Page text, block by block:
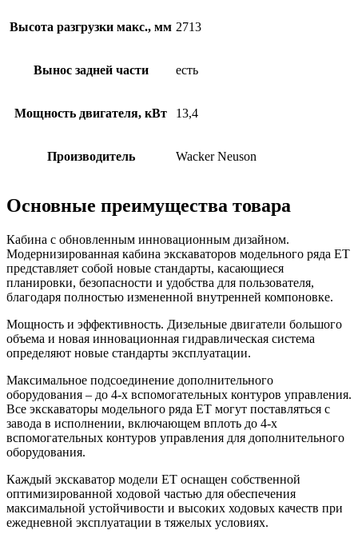
Высота разгрузки макс., мм 2713
Вынос задней части есть
Мощность двигателя, кВт 13,4
Производитель Wacker Neuson
Основные преимущества товара
Кабина с обновленным инновационным дизайном.
Модернизированная кабина экскаваторов модельного ряда ET
представляет собой новые стандарты, касающиеся
планировки, безопасности и удобства для пользователя,
благодаря полностью измененной внутренней компоновке.
Мощность и эффективность. Дизельные двигатели большого
объема и новая инновационная гидравлическая система
определяют новые стандарты эксплуатации.
Максимальное подсоединение дополнительного
оборудования – до 4-х вспомогательных контуров управления.
Все экскаваторы модельного ряда ET могут поставляться с
завода в исполнении, включающем вплоть до 4-х
вспомогательных контуров управления для дополнительного
оборудования.
Каждый экскаватор модели ET оснащен собственной
оптимизированной ходовой частью для обеспечения
максимальной устойчивости и высоких ходовых качеств при
ежедневной эксплуатации в тяжелых условиях.